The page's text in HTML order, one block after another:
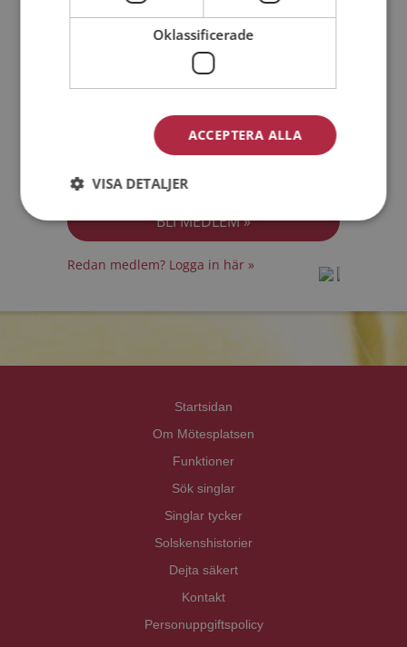
Medlemsvillkoren
Jag accepterarPersonuppgiftspolicyn
Redan medlem? Logga in här »
Startsidan
Om Mötesplatsen
Funktioner
Sök singlar
Singlar tycker
Solskenshistorier
Dejta säkert
Kontakt
Personuppgiftspolicy
Oklassificerade
ACCEPTERA ALLA
VISA DETALJER